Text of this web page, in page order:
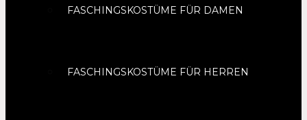
FASCHINGSKOSTÜME FÜR DAMEN
FASCHINGSKOSTÜME FÜR HERREN